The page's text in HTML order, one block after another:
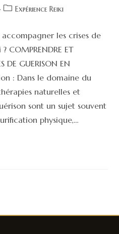
Expérience Reiki
les crises de
COMPRENDRE ET
DE GUERISON EN
: Dans le domaine du
naturelles et
sont un sujet souvent
physique,…